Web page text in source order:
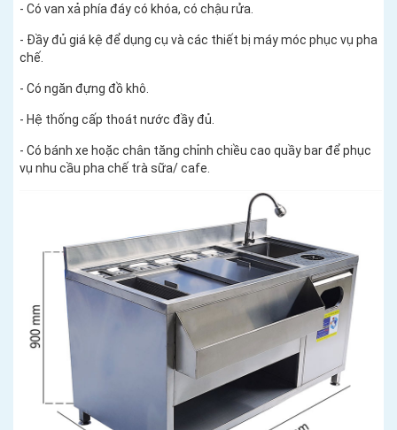
- Có van xả phía đáy có khóa, có chậu rửa.
- Đầy đủ giá kệ để dụng cụ và các thiết bị máy móc phục vụ pha
chế.
- Có ngăn đựng đồ khô.
- Hệ thống cấp thoát nước đầy đủ.
- Có bánh xe hoặc chân tăng chỉnh chiều cao quầy bar để phục
vụ nhu cầu pha chế trà sữa/ cafe.